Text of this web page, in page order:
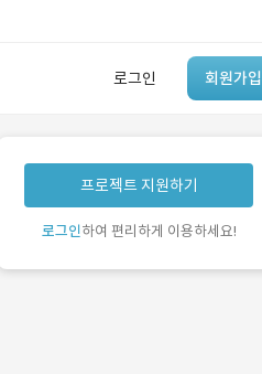
로그인 회원가입
유사사례 검색 AI
‘이런 거’ 만들어본
개발 회사 있어?
프로젝트 지원하기
로그인하여 편리하게 이용하세요!